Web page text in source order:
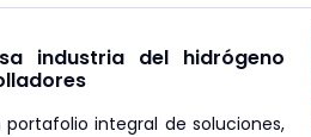
industria del hidrógeno
integral de soluciones,